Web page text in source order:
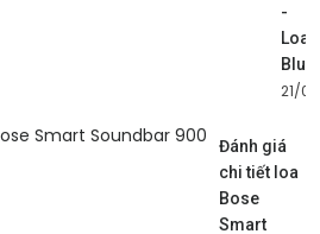
-
Loa
21/
Đánh giá
chi tiết loa
Bose
Smart